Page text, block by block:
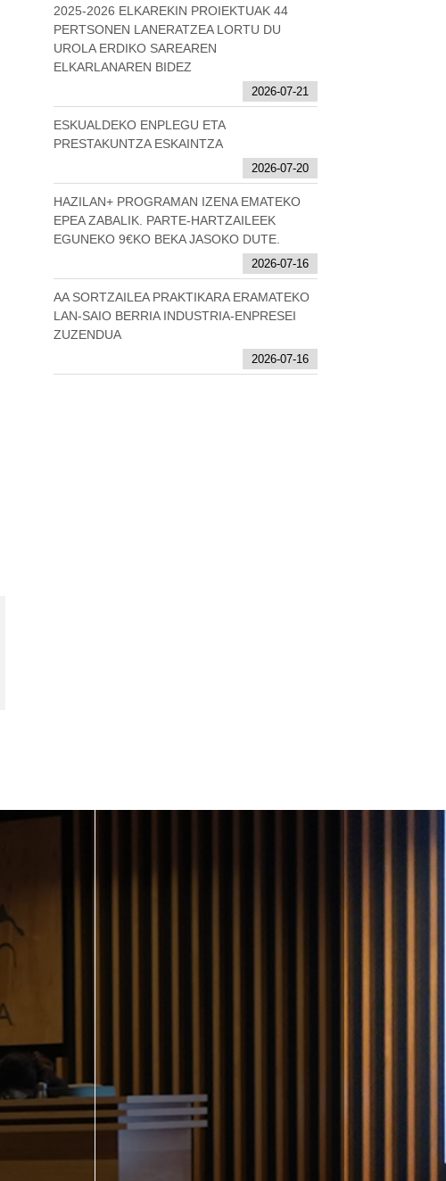
2025-2026 ELKAREKIN PROIEKTUAK 44
PERTSONEN LANERATZEA LORTU DU
UROLA ERDIKO SAREAREN
ELKARLANAREN BIDEZ
2026-07-21
ESKUALDEKO ENPLEGU ETA
PRESTAKUNTZA ESKAINTZA
2026-07-20
HAZILAN+ PROGRAMAN IZENA EMATEKO
EPEA ZABALIK. PARTE-HARTZAILEEK
EGUNEKO 9€KO BEKA JASOKO DUTE.
2026-07-16
AA SORTZAILEA PRAKTIKARA ERAMATEKO
LAN-SAIO BERRIA INDUSTRIA-ENPRESEI
ZUZENDUA
2026-07-16